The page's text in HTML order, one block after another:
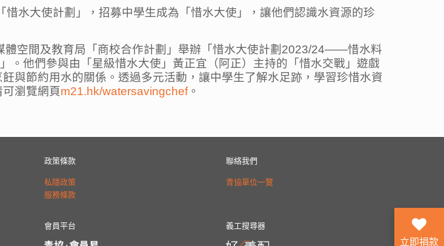
水大使計劃」，招募中學生成為「惜水大使」，讓他們認識水資源的珍
體空間及教育局「商校合作計劃」舉辦「惜水大使計劃2023/24——惜水料
。他們參與由「星級惜水大使」黃正宜（阿正）主持的「惜水交戰」遊戲
與節約用水的關係。透過多元活動，讓中學生了解水足跡，學習珍惜水資
瀏覽網頁m21.hk/watersavingchef。
政策條款
私隱政策
服務條款
聯絡我們
青協單位一覽
會員平台 義工搜尋器
立即捐款